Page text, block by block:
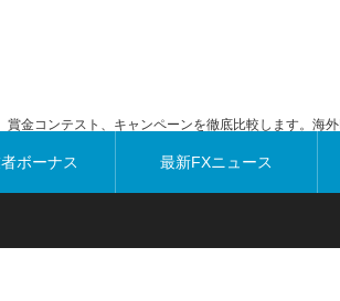
金コンテスト、キャンペーンを徹底比較します。海
ボーナス 最新FXニュース